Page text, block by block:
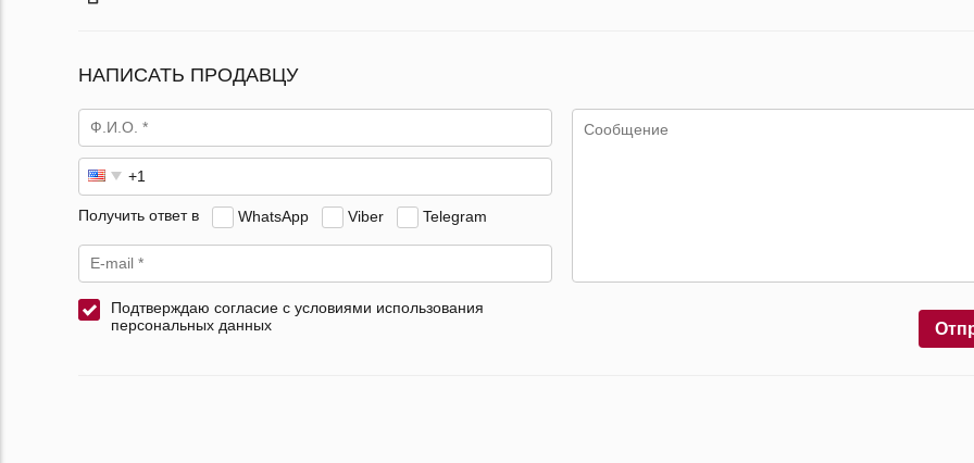
НАПИСАТЬ ПРОДАВЦУ
Получить ответ в WhatsApp Viber Telegram
Подтверждаю согласие с условиями использования
персональных данных